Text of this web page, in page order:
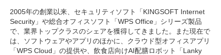
2005年の創業以来、セキュリティソフト「KINGSOFT Internet
Security」や総合オフィスソフト「WPS Office」シリーズ製品
で、業界トップクラスのシェアを獲得してきました。また現在で
は、ソフトウェアやアプリのほかに、クラウド型オフィスアプリ
「WPS Cloud」の提供や、飲食店向けAI配膳ロボット「Lanky